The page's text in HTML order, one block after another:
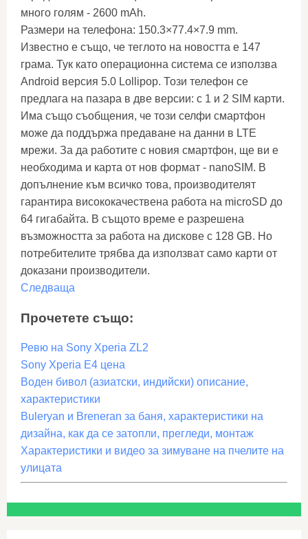
много голям - 2600 mAh.
Размери на телефона: 150.3×77.4×7.9 mm.
Известно е също, че теглото на новостта е 147
грама. Тук като операционна система се използва
Android версия 5.0 Lollipop. Този телефон се
предлага на пазара в две версии: с 1 и 2 SIM карти.
Има също съобщения, че този селфи смартфон
може да поддържа предаване на данни в LTE
мрежи. За да работите с новия смартфон, ще ви е
необходима и карта от нов формат - nanoSIM. В
допълнение към всичко това, производителят
гарантира висококачествена работа на microSD до
64 гигабайта. В същото време е разрешена
възможността за работа на дискове с 128 GB. Но
потребителите трябва да използват само карти от
доказани производители.
Следваща
Прочетете също:
Ревю на Sony Xperia ZL2
Sony Xperia E4 цена
Воден бивол (азиатски, индийски) описание,
характеристики
Buleryan и Breneran за баня, характеристики на
дизайна, как да се затопли, прегледи, монтаж
Характеристики и видео за зимуване на пчелите на
улицата